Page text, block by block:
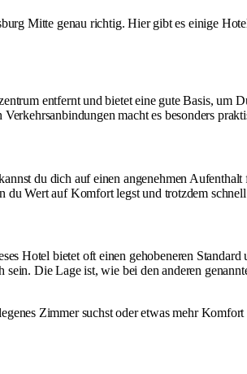
Mitte genau richtig. Hier gibt es einige
entfernt und bietet eine gute Basis, um
macht es besonders
du dich auf einen angenehmen
Wert auf Komfort legst und trotzdem
Hotel bietet oft einen gehobeneren Standard
Die Lage ist, wie bei den anderen
Zimmer suchst oder etwas mehr